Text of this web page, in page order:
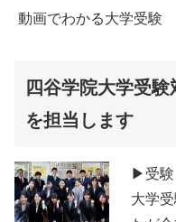
動画でわかる大学受験
四谷学院大学受
を担当します
▶受験
大学